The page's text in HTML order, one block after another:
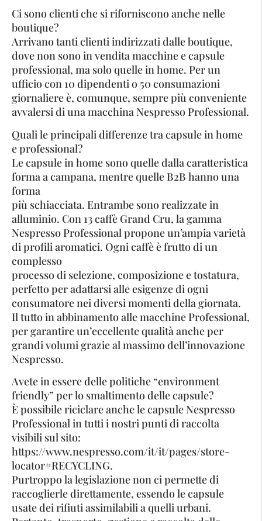
Ci sono clienti che si riforniscono anche nelle
boutique?
Arrivano tanti clienti indirizzati dalle boutique,
dove non sono in vendita macchine e capsule
professional, ma solo quelle in home. Per un
ufficio con 10 dipendenti o 50 consumazioni
giornaliere è, comunque, sempre più conveniente
avvalersi di una macchina Nespresso Professional.
Quali le principali differenze tra capsule in home
e professional?
Le capsule in home sono quelle dalla caratteristica
forma a campana, mentre quelle B2B hanno una
forma
più schiacciata. Entrambe sono realizzate in
alluminio. Con 13 caffè Grand Cru, la gamma
Nespresso Professional propone un’ampia varietà
di profili aromatici. Ogni caffè è frutto di un
complesso
processo di selezione, composizione e tostatura,
perfetto per adattarsi alle esigenze di ogni
consumatore nei diversi momenti della giornata.
Il tutto in abbinamento alle macchine Professional,
per garantire un’eccellente qualità anche per
grandi volumi grazie al massimo dell’innovazione
Nespresso.
Avete in essere delle politiche “environment
friendly” per lo smaltimento delle capsule?
È possibile riciclare anche le capsule Nespresso
Professional in tutti i nostri punti di raccolta
visibili sul sito:
https://www.nespresso.com/it/it/pages/store-
locator#RECYCLING.
Purtroppo la legislazione non ci permette di
raccoglierle direttamente, essendo le capsule
usate dei rifiuti assimilabili a quelli urbani.